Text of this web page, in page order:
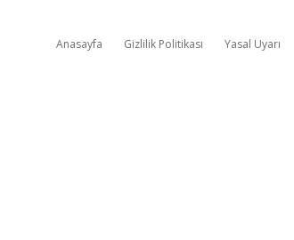
Anasayfa Gizlilik Politikası Yasal Uyarı